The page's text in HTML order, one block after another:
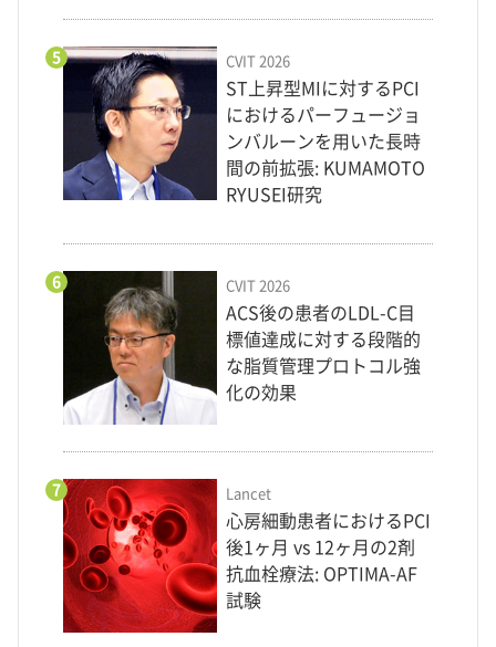
5 CVIT 2026
ST上昇型MIに対するPCI
におけるパーフュージョ
ンバルーンを用いた長時
間の前拡張: KUMAMOTO
RYUSEI研究
6 CVIT 2026
ACS後の患者のLDL-C目
標値達成に対する段階的
な脂質管理プロトコル強
化の効果
7 Lancet
心房細動患者におけるPCI
後1ヶ月 vs 12ヶ月の2剤
抗血栓療法: OPTIMA-AF
試験